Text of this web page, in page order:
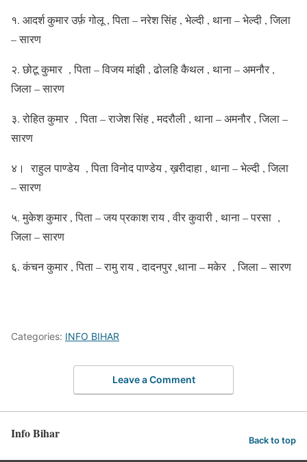
१. आदर्श कुमार उर्फ़ गोलू , पिता – नरेश सिंह , भेल्दी , थाना – भेल्दी , जिला
– सारण
२. छोटू कुमार , पिता – विजय मांझी , ढोलहि कैथल , थाना – अमनौर ,
जिला – सारण
३. रोहित कुमार , पिता – राजेश सिंह , मदरौली , थाना – अमनौर , जिला –
सारण
४। राहुल पाण्डेय , पिता विनोद पाण्डेय , ख़रीदाहा , थाना – भेल्दी , जिला
– सारण
५. मुकेश कुमार , पिता – जय प्रकाश राय , वीर कुवारी , थाना – परसा ,
जिला – सारण
६. कंचन कुमार , पिता – रामु राय , दादनपुर ,थाना – मकेर , जिला – सारण
Categories: INFO BIHAR
Leave a Comment
Info Bihar Back to top